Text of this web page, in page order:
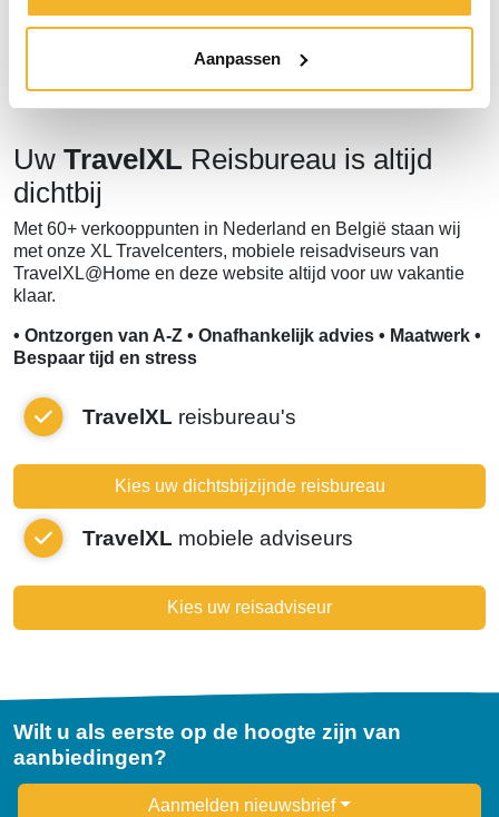
Aanpassen
Uw TravelXL Reisbureau is altijd
dichtbij
Met 60+ verkooppunten in Nederland en België staan wij
met onze XL Travelcenters, mobiele reisadviseurs van
TravelXL@Home en deze website altijd voor uw vakantie
klaar.
• Ontzorgen van A-Z • Onafhankelijk advies • Maatwerk •
Bespaar tijd en stress
TravelXL reisbureau's
Kies uw dichtsbijzijnde reisbureau
TravelXL mobiele adviseurs
Kies uw reisadviseur
Wilt u als eerste op de hoogte zijn van
aanbiedingen?
Newsletter Aanmelden nieuwsbrief